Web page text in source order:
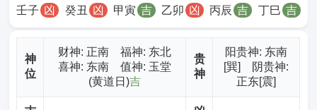
壬子 凶 癸丑 凶 甲寅 吉 乙卯 凶 丙辰 吉 丁巳 吉
神
位
财神: 正南 福神: 东北
喜神: 东南 值神: 玉堂
(黄道日)吉
贵
神
阳贵神: 东南
[巽] 阴贵神:
正东[震]